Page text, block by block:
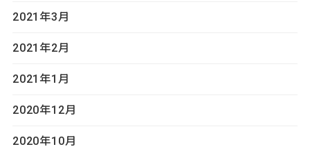
2021年3月
2021年2月
2021年1月
2020年12月
2020年10月